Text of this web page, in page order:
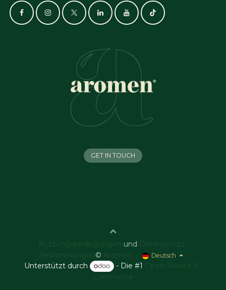
GET IN TOUCH
Nutzungsbedingungen und
Datenschutz-
Bestimmungen © Aromen Deutsch
Unterstützt durch - Die #1 Open-Source-E-
Commerce